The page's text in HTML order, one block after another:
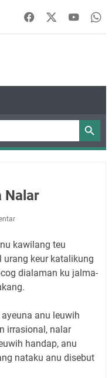
Nalar
kawilang teu
urang keur katalikung
dialaman ku jalma-
anu leuwih
irrasional, nalar
handap, anu
nataku anu disebut